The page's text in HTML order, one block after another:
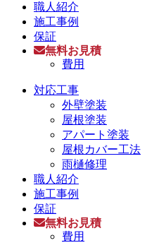
職人紹介
施工事例
保証
無料お見積
費用
対応工事
外壁塗装
屋根塗装
アパート塗装
屋根カバー工法
雨樋修理
職人紹介
施工事例
保証
無料お見積
費用